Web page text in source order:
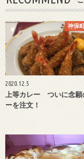
神保
2020.12.5
上等カレー ついに念願
ーを注文！